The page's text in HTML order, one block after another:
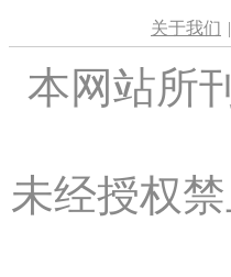
关于我们 |
本网站所
未经授权